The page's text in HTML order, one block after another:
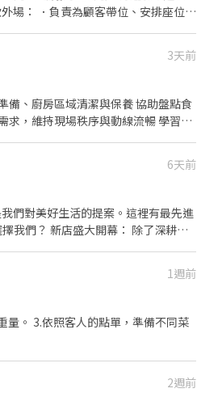
3天前
6天前
維護與食材管理 ​條件加分： 具備
： 依法投保、免費年度健康檢查（我
有堅
1週前
量。 3.依照客人的點單，準備不同菜
2週前